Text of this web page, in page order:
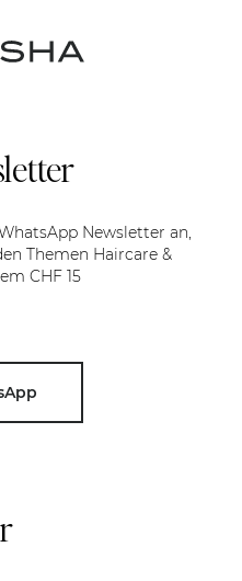
Newsletter an,
Themen Haircare &
CHF 15